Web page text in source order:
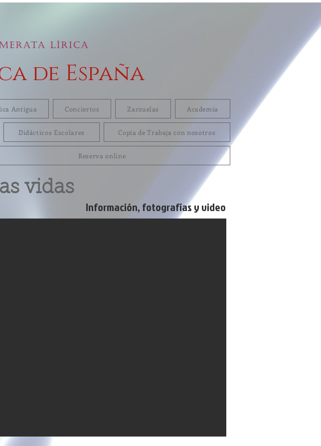
de España
Antigua Conciertos Zarzuelas Academia
Didácticos Escolares Copia de Trabaja con nosotros
Reserva online
vidas
Información, fotografías y video